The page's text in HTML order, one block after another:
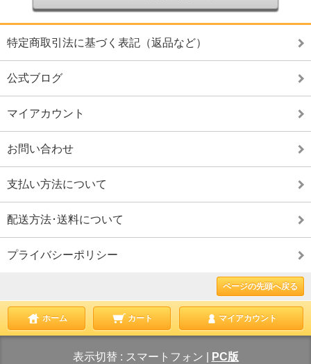
特定商取引法に基づく表記（返品など）
公式ブログ
マイアカウント
お問い合わせ
支払い方法について
配送方法･送料について
プライバシーポリシー
ページの先頭へ戻る
ホーム カート マイアカウント
表示切替 : スマートフォン PC版